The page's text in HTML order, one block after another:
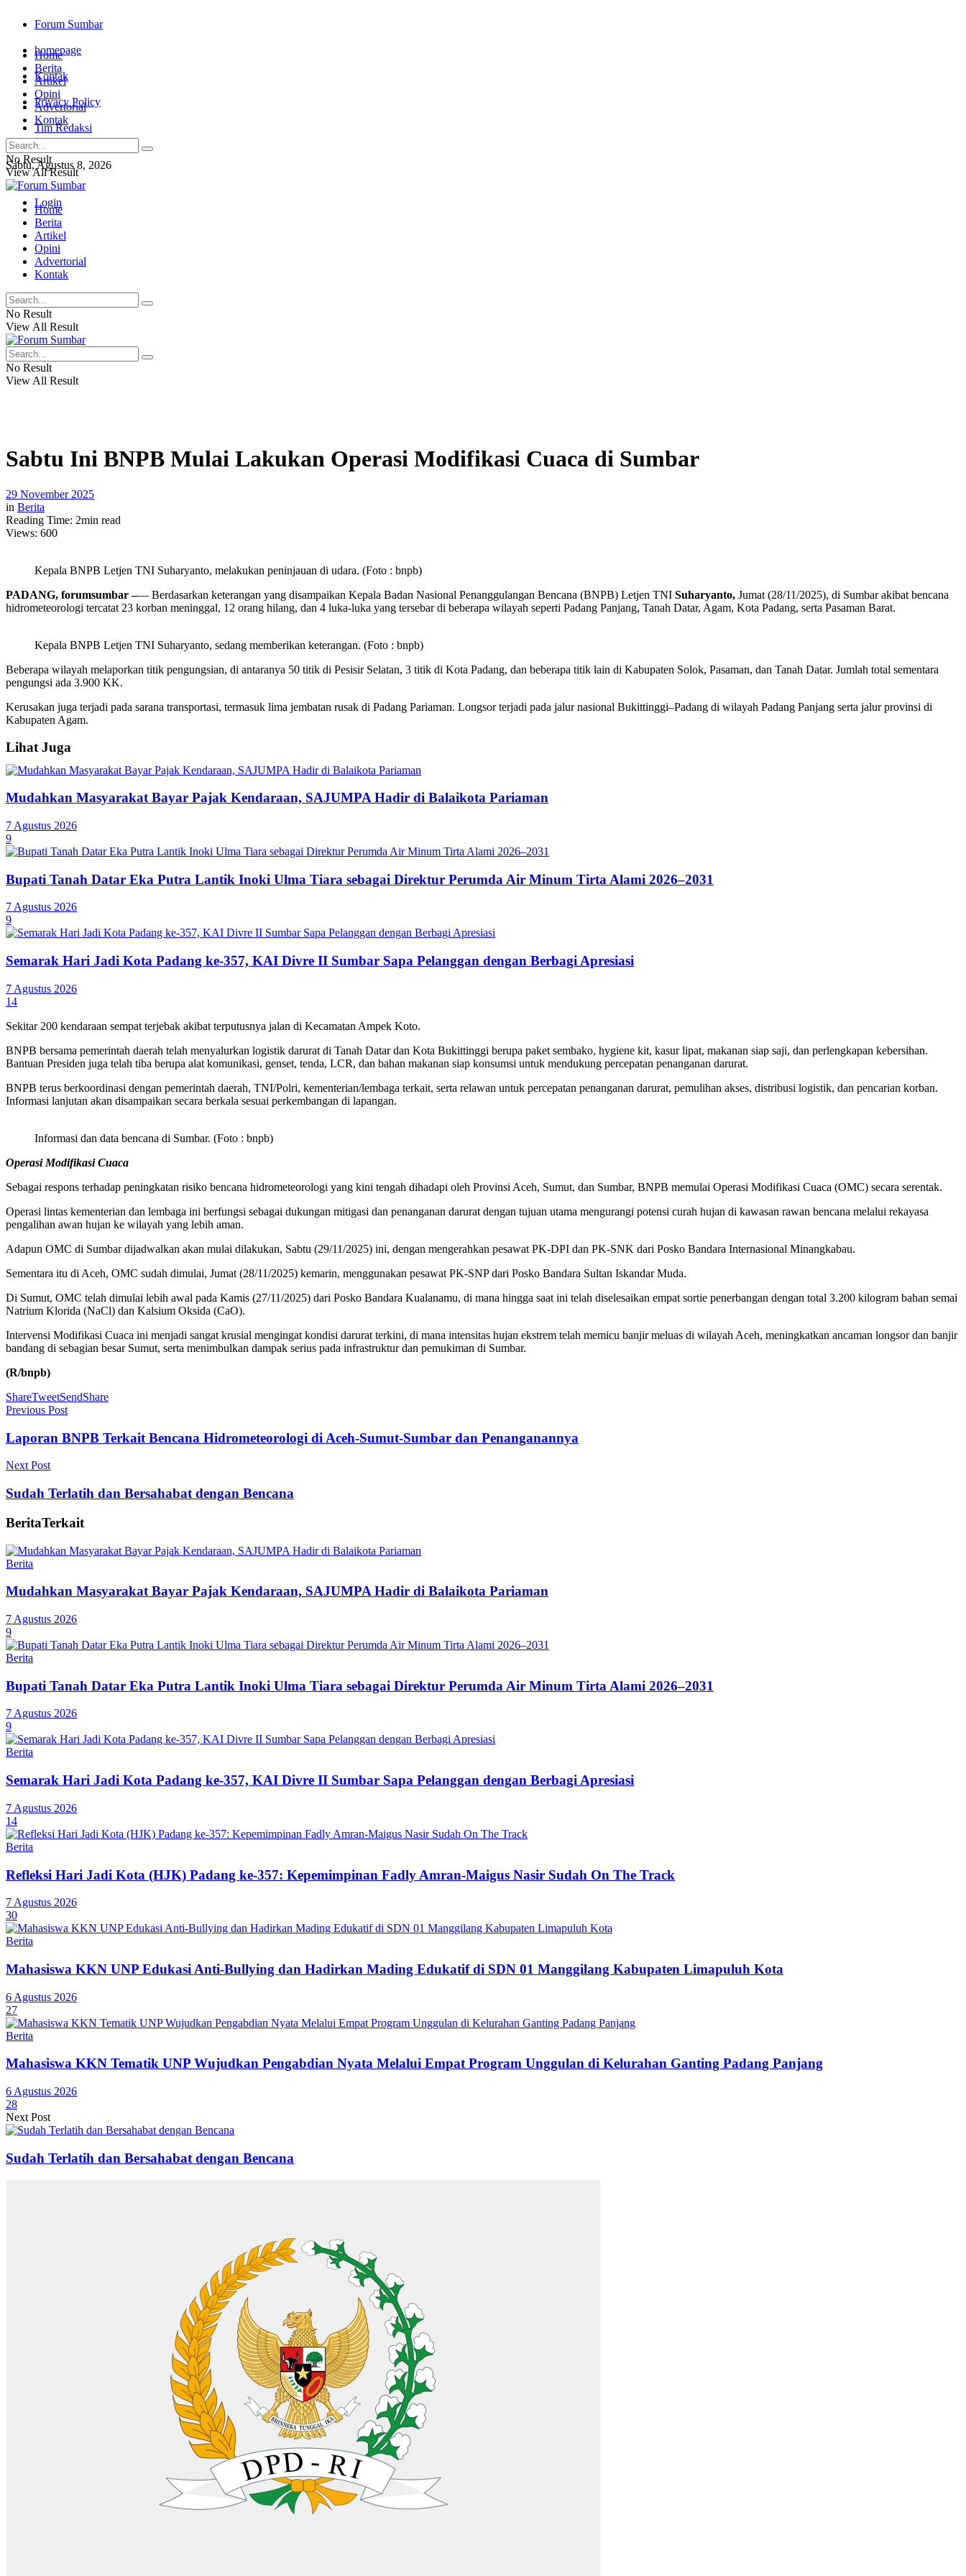
Forum Sumbar
homepage
Kontak
Privacy Policy
Tim Redaksi
Sabtu, Agustus 8, 2026
Login
Home
Berita
Artikel
Opini
Advertorial
Kontak
No Result
View All Result
Home
Berita
Artikel
Opini
Advertorial
Kontak
No Result
View All Result
No Result
View All Result
Sabtu Ini BNPB Mulai Lakukan Operasi Modifikasi Cuaca di Sumbar
29 November 2025
in Berita
Reading Time: 2min read
Views: 600
Kepala BNPB Letjen TNI Suharyanto, melakukan peninjauan di udara. (Foto : bnpb)
PADANG, forumsumbar –— Berdasarkan keterangan yang disampaikan Kepala Badan Nasional Penanggulangan Bencana (BNPB) Letjen TNI Suharyanto, Jumat (28/11/2025), di Sumbar akibat bencana
hidrometeorologi tercatat 23 korban meninggal, 12 orang hilang, dan 4 luka-luka yang tersebar di beberapa wilayah seperti Padang Panjang, Tanah Datar, Agam, Kota Padang, serta Pasaman Barat.
Kepala BNPB Letjen TNI Suharyanto, sedang memberikan keterangan. (Foto : bnpb)
Beberapa wilayah melaporkan titik pengungsian, di antaranya 50 titik di Pesisir Selatan, 3 titik di Kota Padang, dan beberapa titik lain di Kabupaten Solok, Pasaman, dan Tanah Datar. Jumlah total sementara
pengungsi ada 3.900 KK.
Kerusakan juga terjadi pada sarana transportasi, termasuk lima jembatan rusak di Padang Pariaman. Longsor terjadi pada jalur nasional Bukittinggi–Padang di wilayah Padang Panjang serta jalur provinsi di
Kabupaten Agam.
Lihat Juga
Mudahkan Masyarakat Bayar Pajak Kendaraan, SAJUMPA Hadir di Balaikota Pariaman
7 Agustus 2026
9
Bupati Tanah Datar Eka Putra Lantik Inoki Ulma Tiara sebagai Direktur Perumda Air Minum Tirta Alami 2026–2031
7 Agustus 2026
9
Semarak Hari Jadi Kota Padang ke-357, KAI Divre II Sumbar Sapa Pelanggan dengan Berbagi Apresiasi
7 Agustus 2026
14
Sekitar 200 kendaraan sempat terjebak akibat terputusnya jalan di Kecamatan Ampek Koto.
BNPB bersama pemerintah daerah telah menyalurkan logistik darurat di Tanah Datar dan Kota Bukittinggi berupa paket sembako, hygiene kit, kasur lipat, makanan siap saji, dan perlengkapan kebersihan.
Bantuan Presiden juga telah tiba berupa alat komunikasi, genset, tenda, LCR, dan bahan makanan siap konsumsi untuk mendukung percepatan penanganan darurat.
BNPB terus berkoordinasi dengan pemerintah daerah, TNI/Polri, kementerian/lembaga terkait, serta relawan untuk percepatan penanganan darurat, pemulihan akses, distribusi logistik, dan pencarian korban.
Informasi lanjutan akan disampaikan secara berkala sesuai perkembangan di lapangan.
Informasi dan data bencana di Sumbar. (Foto : bnpb)
Operasi Modifikasi Cuaca
Sebagai respons terhadap peningkatan risiko bencana hidrometeorologi yang kini tengah dihadapi oleh Provinsi Aceh, Sumut, dan Sumbar, BNPB memulai Operasi Modifikasi Cuaca (OMC) secara serentak.
Operasi lintas kementerian dan lembaga ini berfungsi sebagai dukungan mitigasi dan penanganan darurat dengan tujuan utama mengurangi potensi curah hujan di kawasan rawan bencana melalui rekayasa
pengalihan awan hujan ke wilayah yang lebih aman.
Adapun OMC di Sumbar dijadwalkan akan mulai dilakukan, Sabtu (29/11/2025) ini, dengan mengerahkan pesawat PK-DPI dan PK-SNK dari Posko Bandara Internasional Minangkabau.
Sementara itu di Aceh, OMC sudah dimulai, Jumat (28/11/2025) kemarin, menggunakan pesawat PK-SNP dari Posko Bandara Sultan Iskandar Muda.
Di Sumut, OMC telah dimulai lebih awal pada Kamis (27/11/2025) dari Posko Bandara Kualanamu, di mana hingga saat ini telah diselesaikan empat sortie penerbangan dengan total 3.200 kilogram bahan semai
Natrium Klorida (NaCl) dan Kalsium Oksida (CaO).
Intervensi Modifikasi Cuaca ini menjadi sangat krusial mengingat kondisi darurat terkini, di mana intensitas hujan ekstrem telah memicu banjir meluas di wilayah Aceh, meningkatkan ancaman longsor dan banjir
bandang di sebagian besar Sumut, serta menimbulkan dampak serius pada infrastruktur dan pemukiman di Sumbar.
(R/bnpb)
ShareTweetSendShare
Previous Post
Laporan BNPB Terkait Bencana Hidrometeorologi di Aceh-Sumut-Sumbar dan Penanganannya
Next Post
Sudah Terlatih dan Bersahabat dengan Bencana
BeritaTerkait
Berita
Mudahkan Masyarakat Bayar Pajak Kendaraan, SAJUMPA Hadir di Balaikota Pariaman
7 Agustus 2026
9
Berita
Bupati Tanah Datar Eka Putra Lantik Inoki Ulma Tiara sebagai Direktur Perumda Air Minum Tirta Alami 2026–2031
7 Agustus 2026
9
Berita
Semarak Hari Jadi Kota Padang ke-357, KAI Divre II Sumbar Sapa Pelanggan dengan Berbagi Apresiasi
7 Agustus 2026
14
Berita
Refleksi Hari Jadi Kota (HJK) Padang ke-357: Kepemimpinan Fadly Amran-Maigus Nasir Sudah On The Track
7 Agustus 2026
30
Berita
Mahasiswa KKN UNP Edukasi Anti-Bullying dan Hadirkan Mading Edukatif di SDN 01 Manggilang Kabupaten Limapuluh Kota
6 Agustus 2026
27
Berita
Mahasiswa KKN Tematik UNP Wujudkan Pengabdian Nyata Melalui Empat Program Unggulan di Kelurahan Ganting Padang Panjang
6 Agustus 2026
28
Next Post
Sudah Terlatih dan Bersahabat dengan Bencana